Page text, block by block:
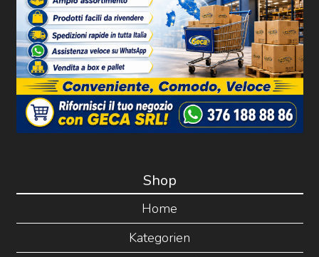
Shop
Home
Kategorien